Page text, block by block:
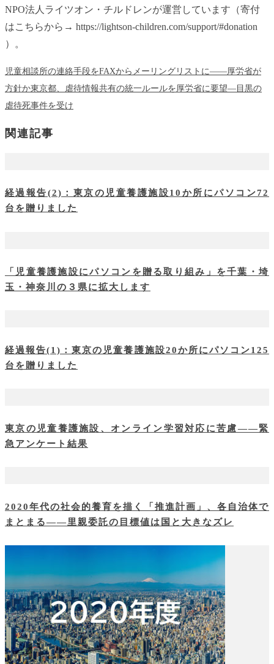
NPO法人ライツオン・チルドレンが運営しています（寄付
はこちらから→ https://lightson-children.com/support/#donation
）。
児童相談所の連絡手段をFAXからメーリングリストに――厚労省が
方針か東京都、虐待情報共有の統一ルールを厚労省に要望―目黒の
虐待死事件を受け
関連記事
経過報告(2)：東京の児童養護施設10か所にパソコン72
台を贈りました
「児童養護施設にパソコンを贈る取り組み」を千葉・埼
玉・神奈川の３県に拡大します
経過報告(1)：東京の児童養護施設20か所にパソコン125
台を贈りました
東京の児童養護施設、オンライン学習対応に苦慮――緊
急アンケート結果
2020年代の社会的養育を描く「推進計画」、各自治体で
まとまる――里親委託の目標値は国と大きなズレ